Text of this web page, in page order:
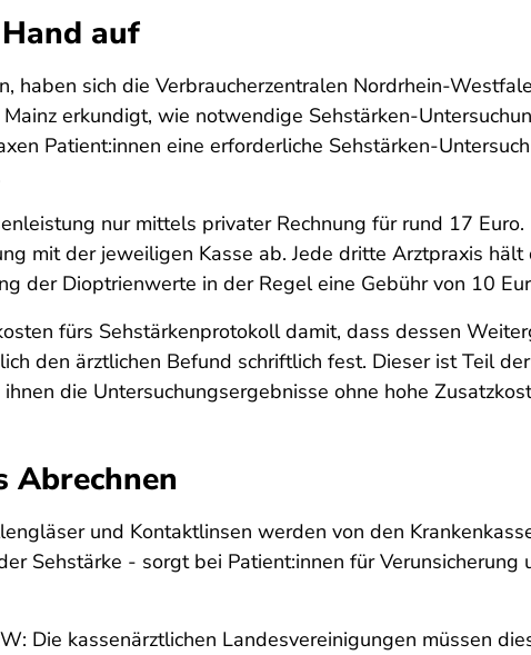
auf
haben sich die Verbraucherzentralen Nordrhein-
erkundigt, wie notwendige Sehstärken-
Patient:innen eine erforderliche Sehstärken-
nur mittels privater Rechnung für rund 17
mit der jeweiligen Kasse ab. Jede dritte Arztpraxis
der Dioptrienwerte in der Regel eine Gebühr von 10
fürs Sehstärkenprotokoll damit, dass dessen
den ärztlichen Befund schriftlich fest. Dieser ist Teil
die Untersuchungsergebnisse ohne hohe
Abrechnen
und Kontaktlinsen werden von den
Sehstärke - sorgt bei Patient:innen für
Die kassenärztlichen Landesvereinigungen müssen